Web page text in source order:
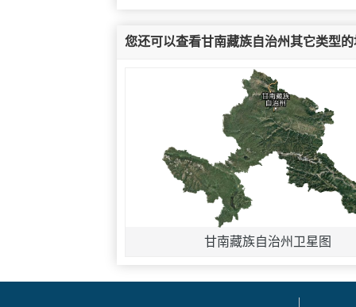
您还可以查看甘南藏族自治州其它类型
甘南藏族自治州卫星图